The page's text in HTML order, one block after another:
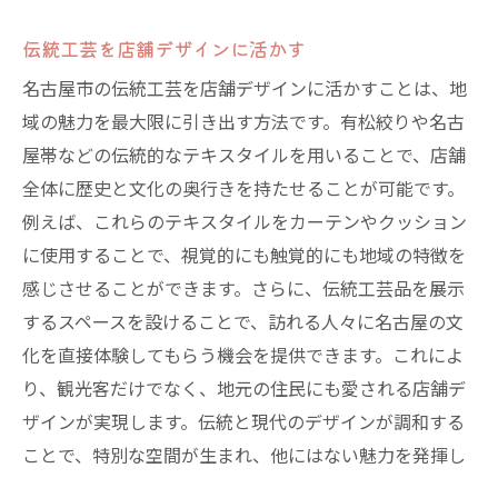
伝統工芸を店舗デザインに活かす
名古屋市の伝統工芸を店舗デザインに活かすことは、地
域の魅力を最大限に引き出す方法です。有松絞りや名古
屋帯などの伝統的なテキスタイルを用いることで、店舗
全体に歴史と文化の奥行きを持たせることが可能です。
例えば、これらのテキスタイルをカーテンやクッション
に使用することで、視覚的にも触覚的にも地域の特徴を
感じさせることができます。さらに、伝統工芸品を展示
するスペースを設けることで、訪れる人々に名古屋の文
化を直接体験してもらう機会を提供できます。これによ
り、観光客だけでなく、地元の住民にも愛される店舗デ
ザインが実現します。伝統と現代のデザインが調和する
ことで、特別な空間が生まれ、他にはない魅力を発揮し